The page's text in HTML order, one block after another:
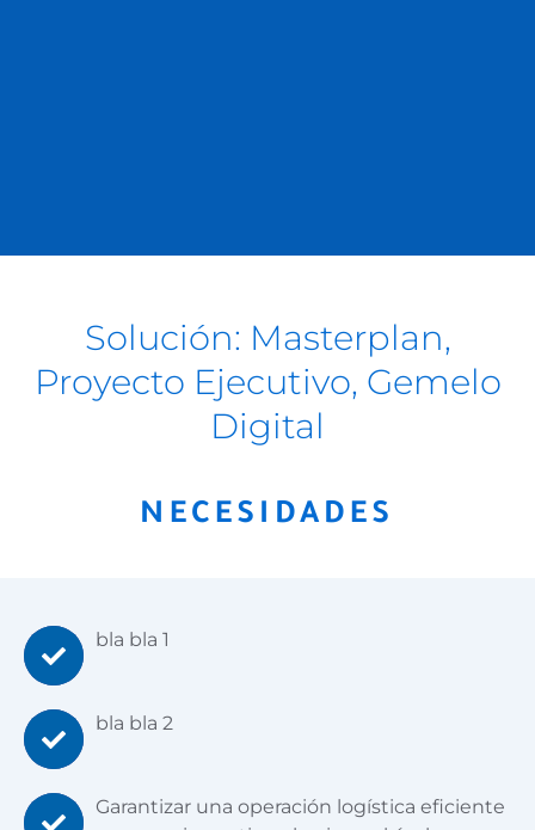
Solución: Masterplan,
Proyecto Ejecutivo, Gemelo
Digital
NECESIDADES
bla bla 1
bla bla 2
Garantizar una operación logística eficiente